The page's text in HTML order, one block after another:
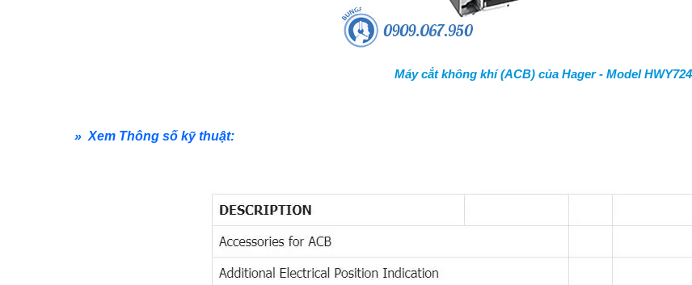
Máy cắt không khí (ACB) của Hager - Model HWY724
» Xem Thông số kỹ thuật: